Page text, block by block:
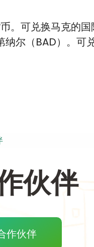
。可兑换马克的
尔（BAD）。可
伙伴
作伙伴